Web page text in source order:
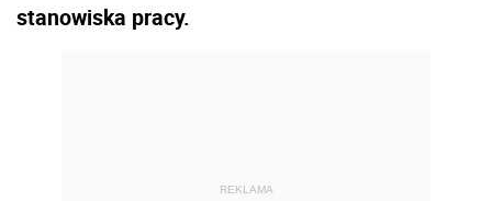
stanowiska pracy.
REKLAMA